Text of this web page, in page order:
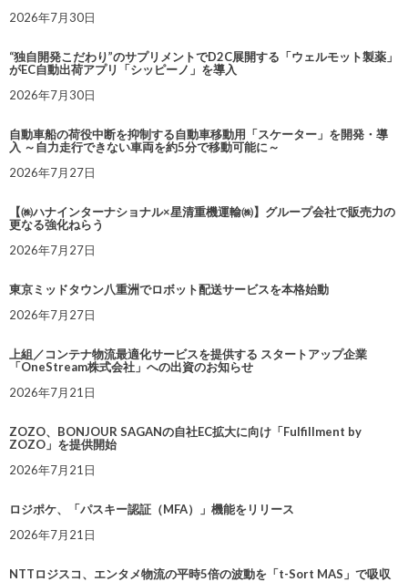
2026年7月30日
“独自開発こだわり”のサプリメントでD2C展開する「ウェルモット製薬」
がEC自動出荷アプリ「シッピーノ」を導入
2026年7月30日
自動車船の荷役中断を抑制する自動車移動用「スケーター」を開発・導
入 ～自力走行できない車両を約5分で移動可能に～
2026年7月27日
【㈱ハナインターナショナル×星清重機運輸㈱】グループ会社で販売力の
更なる強化ねらう
2026年7月27日
東京ミッドタウン八重洲でロボット配送サービスを本格始動
2026年7月27日
上組／コンテナ物流最適化サービスを提供する スタートアップ企業
「OneStream株式会社」への出資のお知らせ
2026年7月21日
ZOZO、BONJOUR SAGANの自社EC拡大に向け「Fulfillment by
ZOZO」を提供開始
2026年7月21日
ロジポケ、「パスキー認証（MFA）」機能をリリース
2026年7月21日
NTTロジスコ、エンタメ物流の平時5倍の波動を「t-Sort MAS」で吸収